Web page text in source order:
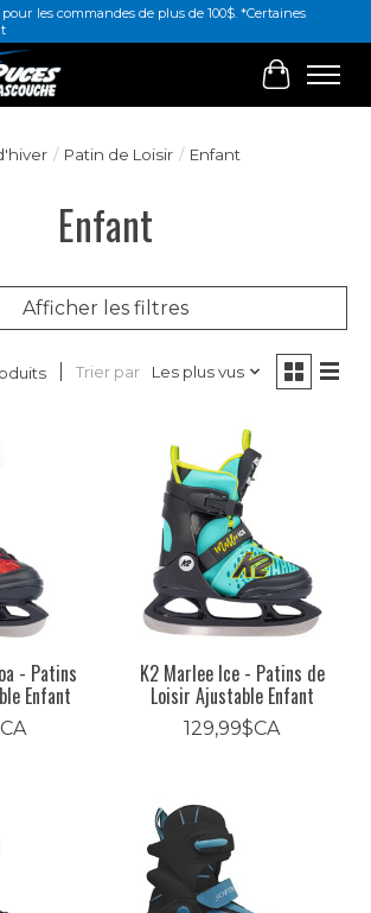
pour les commandes de plus de 100$. *Certaines
Panier
/ Patin de Loisir / Enfant
Enfant
Afficher les filtres
Trier par Les plus vus
- Patins
Enfant
K2 Marlee Ice - Patins de
Loisir Ajustable Enfant
129,99$CA